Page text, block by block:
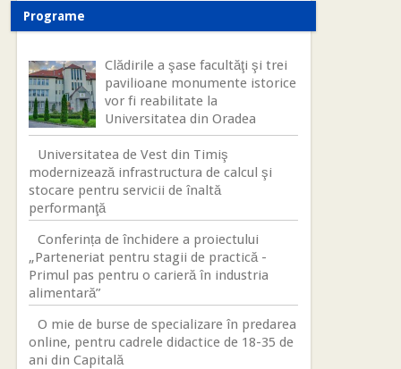
Programe
Clădirile a şase facultăţi şi trei
pavilioane monumente istorice
vor fi reabilitate la
Universitatea din Oradea
Universitatea de Vest din Timiş
modernizează infrastructura de calcul şi
stocare pentru servicii de înaltă
performanţă
Conferința de închidere a proiectului
„Parteneriat pentru stagii de practică -
Primul pas pentru o carieră în industria
alimentară”
O mie de burse de specializare în predarea
online, pentru cadrele didactice de 18-35 de
ani din Capitală